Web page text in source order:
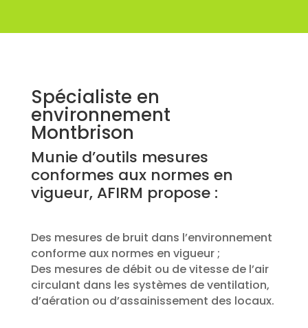
Spécialiste en
environnement
Montbrison
Munie d’outils mesures
conformes aux normes en
vigueur, AFIRM propose :
Des mesures de bruit dans l’environnement
conforme aux normes en vigueur ;
Des mesures de débit ou de vitesse de l’air
circulant dans les systèmes de ventilation,
d’aération ou d’assainissement des locaux.